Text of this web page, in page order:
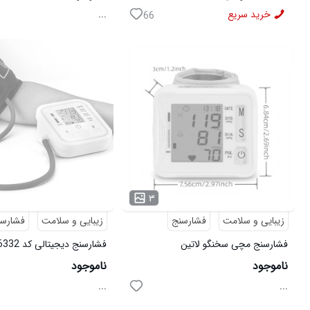
چند فروشگاه
نداره .
سفارشاتتون
برای مشاهده
توضیحات
فروشنده رو یکجا
برای ارتباط و
کرده و سوال
خرید سریع 66
...
۳
زیبایی و سلامت
فشارسنج
فشارسنج مچی سخنگو لاتین
ناموجود
...
زیبایی و سلامت
فشارسنج دیجیتالی کد 6332
ناموجود
...